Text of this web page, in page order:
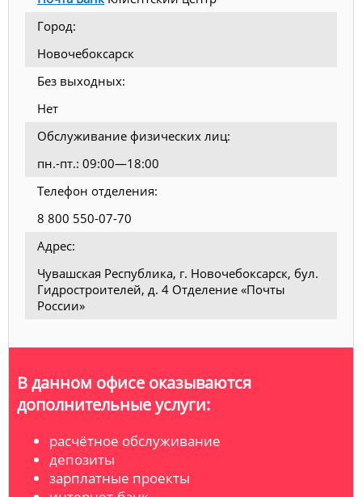
Город:
Новочебоксарск
Без выходных:
Нет
Обслуживание физических лиц:
пн.-пт.: 09:00—18:00
Телефон отделения:
8 800 550-07-70
Адрес:
Чувашская Республика, г. Новочебоксарск, бул.
Гидростроителей, д. 4 Отделение «Почты
России»
В данном офисе оказываются
дополнительные услуги:
расчётное обслуживание
депозиты
зарплатные проекты